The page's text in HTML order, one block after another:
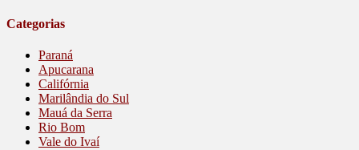
Categorias
Paraná
Apucarana
Califórnia
Marilândia do Sul
Mauá da Serra
Rio Bom
Vale do Ivaí